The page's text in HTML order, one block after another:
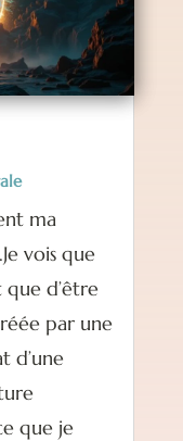
ma
vois que
d’être
par une
d’une
que je